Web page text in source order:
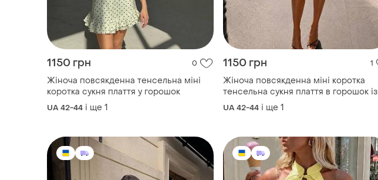
1150 грн 0
Жіноча повсякденна тенсельна міні
коротка сукня плаття у горошок
UA 42-44 і ще 1
1150 грн 1
Жіноча повсякденна міні коротка
тенсельна сукня плаття в горошок із
бантом
UA 42-44 і ще 1